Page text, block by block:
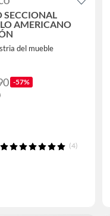
SECCIONAL
AMERICANO
del mueble
-57%
(4)